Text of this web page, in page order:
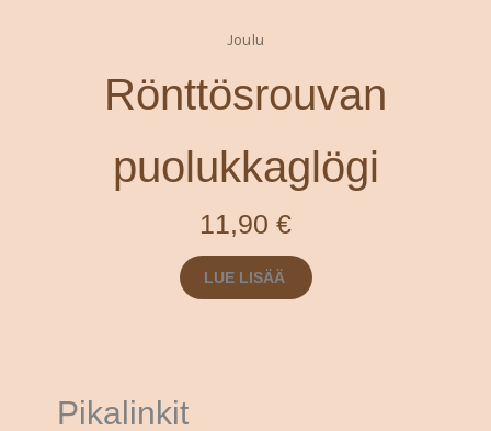
Joulu
Rönttösrouvan
puolukkaglögi
11,90 €
LUE LISÄÄ
Pikalinkit